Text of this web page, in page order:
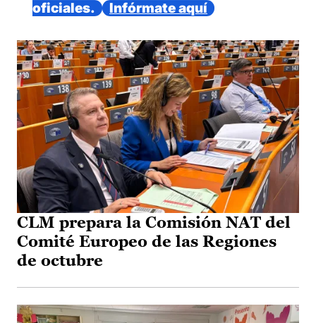
oficiales.
Infórmate aquí
CLM prepara la Comisión NAT del
Comité Europeo de las Regiones
de octubre